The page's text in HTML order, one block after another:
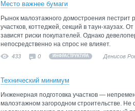
Место важнее бумаги
Рынок малоэтажного домостроения
участков, коттеджей, секций в таун-хаузах.
зависят риски покупателей. Однако
непосредственно на спрос не влияет.
433 0 ИНФРАСТРУКТУРА Денисов
Технический минимум
Инженерная подготовка участков —
малоэтажном загородном строительстве. Не